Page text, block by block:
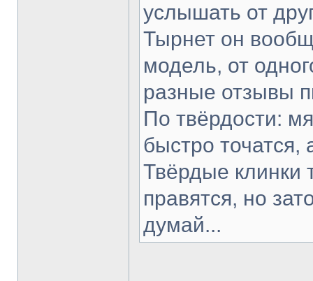
услышать от
Тырнет он
модель, от
разные отзывы
По твёрдости:
быстро точатся,
Твёрдые клинки
правятся, но
думай...